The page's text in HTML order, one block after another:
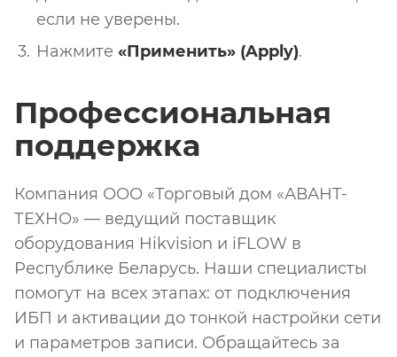
если не уверены.
Нажмите «Применить» (Apply).
Профессиональная
поддержка
Компания ООО «Торговый дом «АВАНТ-
ТЕХНО» — ведущий поставщик
оборудования Hikvision и iFLOW в
Республике Беларусь. Наши специалисты
помогут на всех этапах: от подключения
ИБП и активации до тонкой настройки сети
и параметров записи. Обращайтесь за